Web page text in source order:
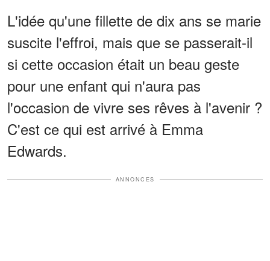
L'idée qu'une fillette de dix ans se marie
suscite l'effroi, mais que se passerait-il
si cette occasion était un beau geste
pour une enfant qui n'aura pas
l'occasion de vivre ses rêves à l'avenir ?
C'est ce qui est arrivé à Emma
Edwards.
ANNONCES